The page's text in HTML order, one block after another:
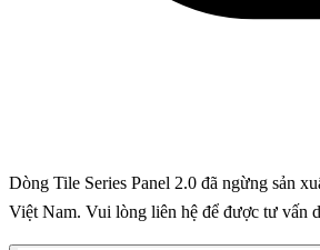
Dòng Tile Series Panel 2.0 đã ngừng sản
Việt Nam. Vui lòng liên hệ để được tư vấn